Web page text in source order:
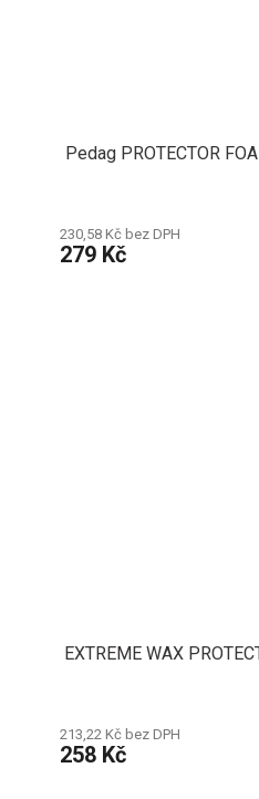
Pedag PROTECTOR
230,58 Kč bez DPH
279 Kč
EXTREME WAX
213,22 Kč bez DPH
258 Kč